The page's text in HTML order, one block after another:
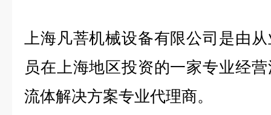
上海凡菩机械设备有限公司是由
员在上海地区投资的一家专业经
流体解决方案专业代理商。